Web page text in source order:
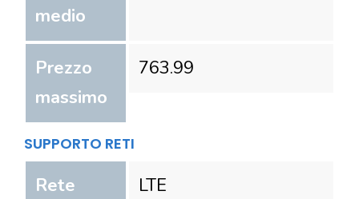
medio
Prezzo
massimo
763.99
SUPPORTO RETI
Rete LTE